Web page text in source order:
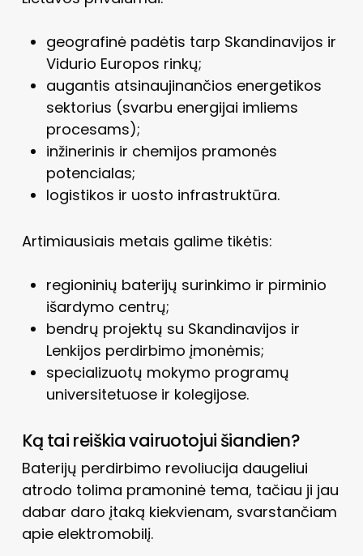
geografinė padėtis tarp Skandinavijos ir
Vidurio Europos rinkų;
augantis atsinaujinančios energetikos
sektorius (svarbu energijai imliems
procesams);
inžinerinis ir chemijos pramonės
potencialas;
logistikos ir uosto infrastruktūra.
Artimiausiais metais galime tikėtis:
regioninių baterijų surinkimo ir pirminio
išardymo centrų;
bendrų projektų su Skandinavijos ir
Lenkijos perdirbimo įmonėmis;
specializuotų mokymo programų
universitetuose ir kolegijose.
Ką tai reiškia vairuotojui šiandien?
Baterijų perdirbimo revoliucija daugeliui
atrodo tolima pramoninė tema, tačiau ji jau
dabar daro įtaką kiekvienam, svarstančiam
apie elektromobilį.